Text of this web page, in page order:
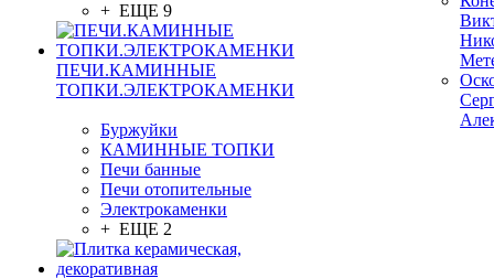
+ ЕЩЕ 9
ПЕЧИ.КАМИННЫЕ
ТОПКИ.ЭЛЕКТРОКАМЕНКИ
Буржуйки
КАМИННЫЕ ТОПКИ
Печи банные
Печи отопительные
Электрокаменки
+ ЕЩЕ 2